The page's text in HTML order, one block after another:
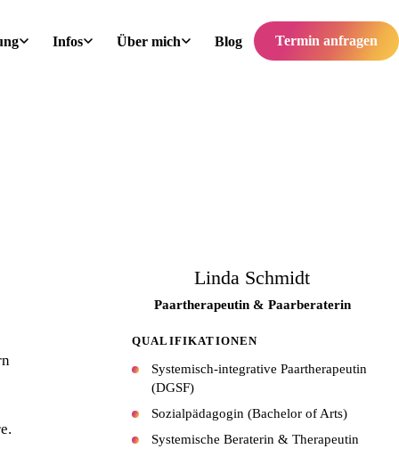
Infos Über mich Blog Termin anfragen
Linda Schmidt
Paartherapeutin & Paarberaterin
QUALIFIKATIONEN
Systemisch-integrative Paartherapeutin
(DGSF)
Sozialpädagogin (Bachelor of Arts)
Systemische Beraterin & Therapeutin